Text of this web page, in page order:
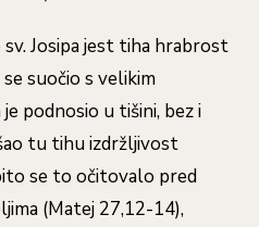
Josipa jest tiha hrabrost
suočio s velikim
podnosio u tišini, bez i
tu tihu izdržljivost
se to očitovalo pred
(Matej 27,12-14),